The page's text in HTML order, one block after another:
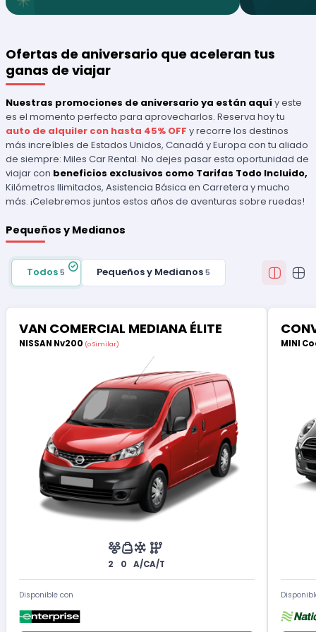
Ofertas de aniversario que aceleran tus
ganas de viajar
Nuestras promociones de aniversario ya están aquí y este
es el momento perfecto para aprovecharlos. Reserva hoy tu
auto de alquiler con hasta 45% OFF y recorre los destinos
más increíbles de Estados Unidos, Canadá y Europa con tu aliado
de siempre: Miles Car Rental. No dejes pasar esta oportunidad de
viajar con beneficios exclusivos como Tarifas Todo Incluido,
Kilómetros Ilimitados, Asistencia Básica en Carretera y mucho
más. ¡Celebremos juntos estos años de aventuras sobre ruedas!
Pequeños y Medianos
Todos5 Pequeños y Medianos 5
VAN COMERCIAL MEDIANA ÉLITE
NISSAN Nv200 (o Similar)
2 0 A/CA/T
Disponible con
MINI